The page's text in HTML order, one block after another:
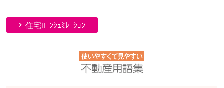
住宅ﾛｰﾝｼｭﾐﾚｰｼｮﾝ